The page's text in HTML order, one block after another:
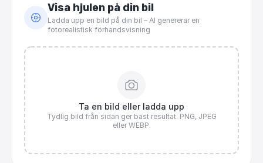
Visa hjulen på din bil
Ladda upp en bild på din bil – AI genererar en
fotorealistisk förhandsvisning
Ta en bild eller ladda upp
Tydlig bild från sidan ger bäst resultat. PNG, JPEG
eller WEBP.